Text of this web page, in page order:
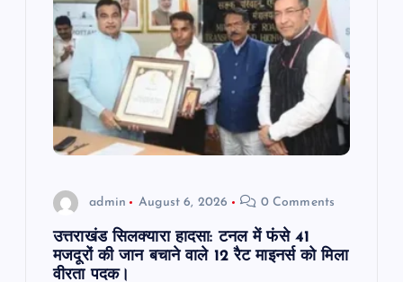
admin August 6, 2026 0 Comments
उत्तराखंड सिलक्यारा हादसा: टनल में फंसे 41
मजदूरों की जान बचाने वाले 12 रैट माइनर्स को मिला
वीरता पदक।